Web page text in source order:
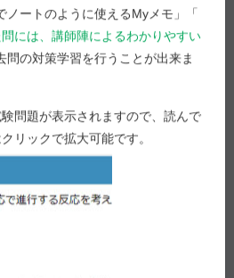
ノートのように使えるMyメモ」「
には、講師陣によるわかりやすい
問の対策学習を行うことが出来ま
問題が表示されますので、読んで
リックで拡大可能です。
問 230 正答率 :73.3%
問 231 正答率 :
、承認前には治験、承認後に
Post Marketing Surveillance）